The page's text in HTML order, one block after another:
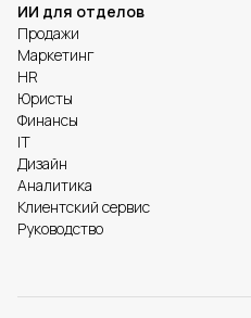
ИИ для отделов
Продажи
Маркетинг
HR
Юристы
Финансы
IT
Дизайн
Аналитика
Клиентский сервис
Руководство